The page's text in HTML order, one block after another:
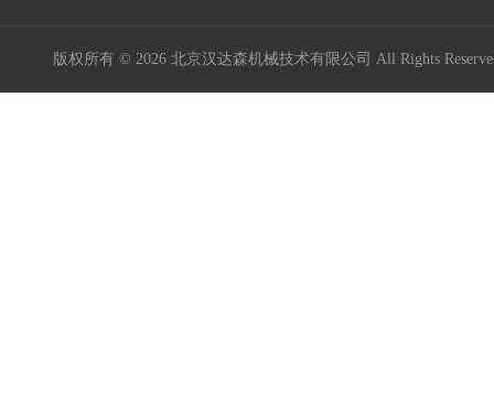
版权所有 © 2026 北京汉达森机械技术有限公司 All Rights